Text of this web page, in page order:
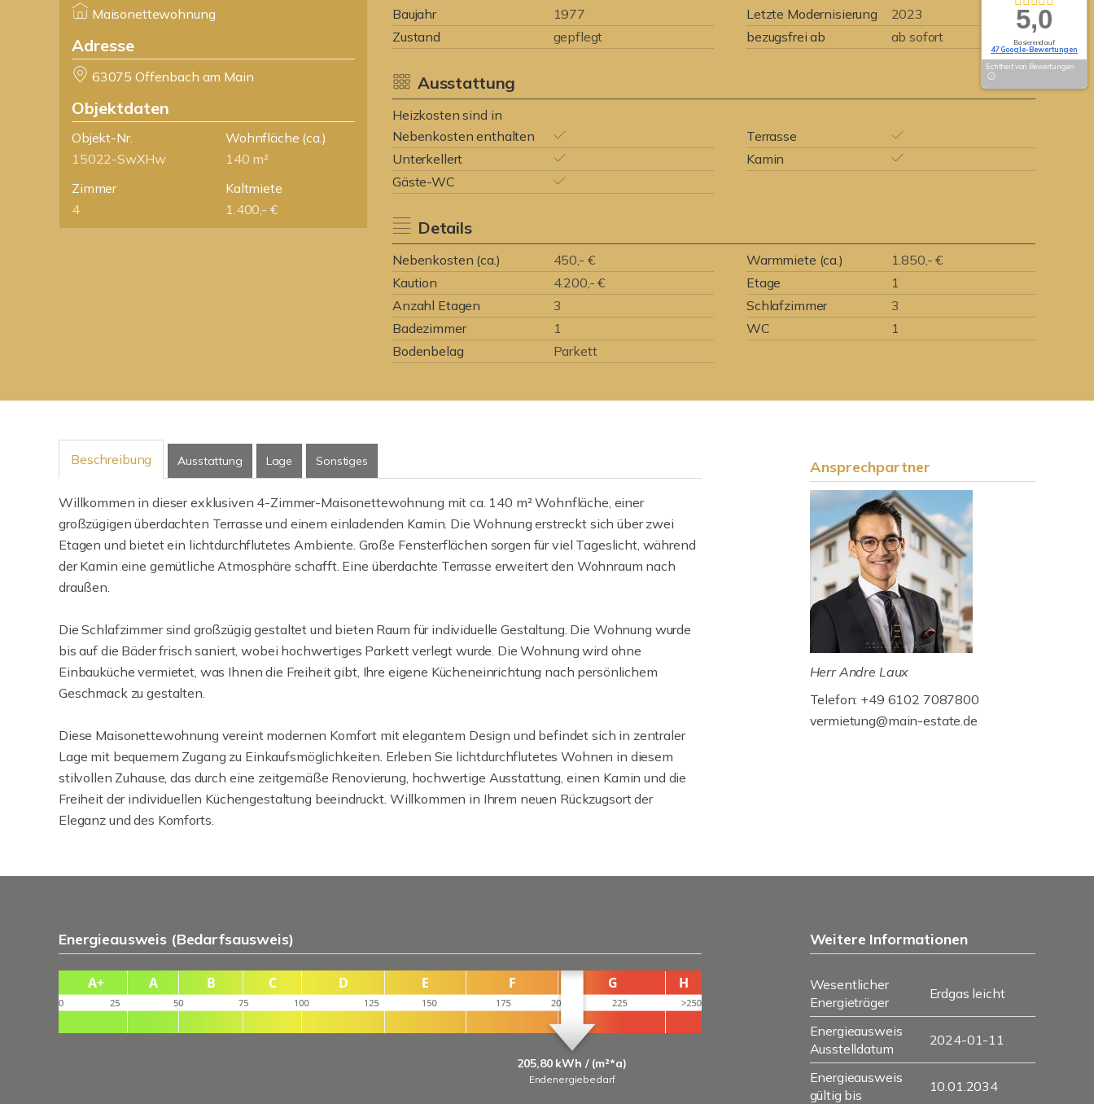
Maisonettewohnung
Adresse
63075 Offenbach am Main
Objektdaten
Objekt-Nr.
15022-SwXHw
Wohnfläche (ca.)
140 m²
Zimmer
4
Kaltmiete
1.400,- €
Baujahr 1977 Letzte Modernisierung
2023
Zustand
gepflegt bezugsfrei ab ab sofort
Ausstattung
Heizkosten sind in
Nebenkosten enthalten
Terrasse
Unterkellert
Kamin
Gäste-WC
Details
Nebenkosten (ca.) 450,- € Warmmiete (ca.)
1.850,- €
Kaution
4.200,- € Etage
1
Anzahl Etagen
3 Schlafzimmer
3
Badezimmer
1 WC
1
Bodenbelag
Parkett
Beschreibung Ausstattung Lage Sonstiges
Willkommen in dieser exklusiven 4-Zimmer-Maisonettewohnung mit ca. 140 m² Wohnfläche, einer
großzügigen überdachten Terrasse und einem einladenden Kamin. Die Wohnung erstreckt sich über zwei
Etagen und bietet ein lichtdurchflutetes Ambiente. Große Fensterflächen sorgen für viel Tageslicht, während
der Kamin eine gemütliche Atmosphäre schafft. Eine überdachte Terrasse erweitert den Wohnraum nach
draußen.
Die Schlafzimmer sind großzügig gestaltet und bieten Raum für individuelle Gestaltung. Die Wohnung wurde
bis auf die Bäder frisch saniert, wobei hochwertiges Parkett verlegt wurde. Die Wohnung wird ohne
Einbauküche vermietet, was Ihnen die Freiheit gibt, Ihre eigene Kücheneinrichtung nach persönlichem
Geschmack zu gestalten.
Diese Maisonettewohnung vereint modernen Komfort mit elegantem Design und befindet sich in zentraler
Lage mit bequemem Zugang zu Einkaufsmöglichkeiten. Erleben Sie lichtdurchflutetes Wohnen in diesem
stilvollen Zuhause, das durch eine zeitgemäße Renovierung, hochwertige Ausstattung, einen Kamin und die
Freiheit der individuellen Küchengestaltung beeindruckt. Willkommen in Ihrem neuen Rückzugsort der
Eleganz und des Komforts.
Ansprechpartner
Herr Andre Laux
Telefon: +49 6102 7087800
vermietung@main-estate.de
Energieausweis (Bedarfsausweis)
205,80 kWh / (m²*a)
Endenergiebedarf
Weitere Informationen
Wesentlicher
Energieträger
Erdgas leicht
Energieausweis
Ausstelldatum
2024-01-11
Energieausweis
gültig bis
10.01.2034
5,0
Basierend auf
47 Google-Bewertungen
Echtheit von Bewertungen